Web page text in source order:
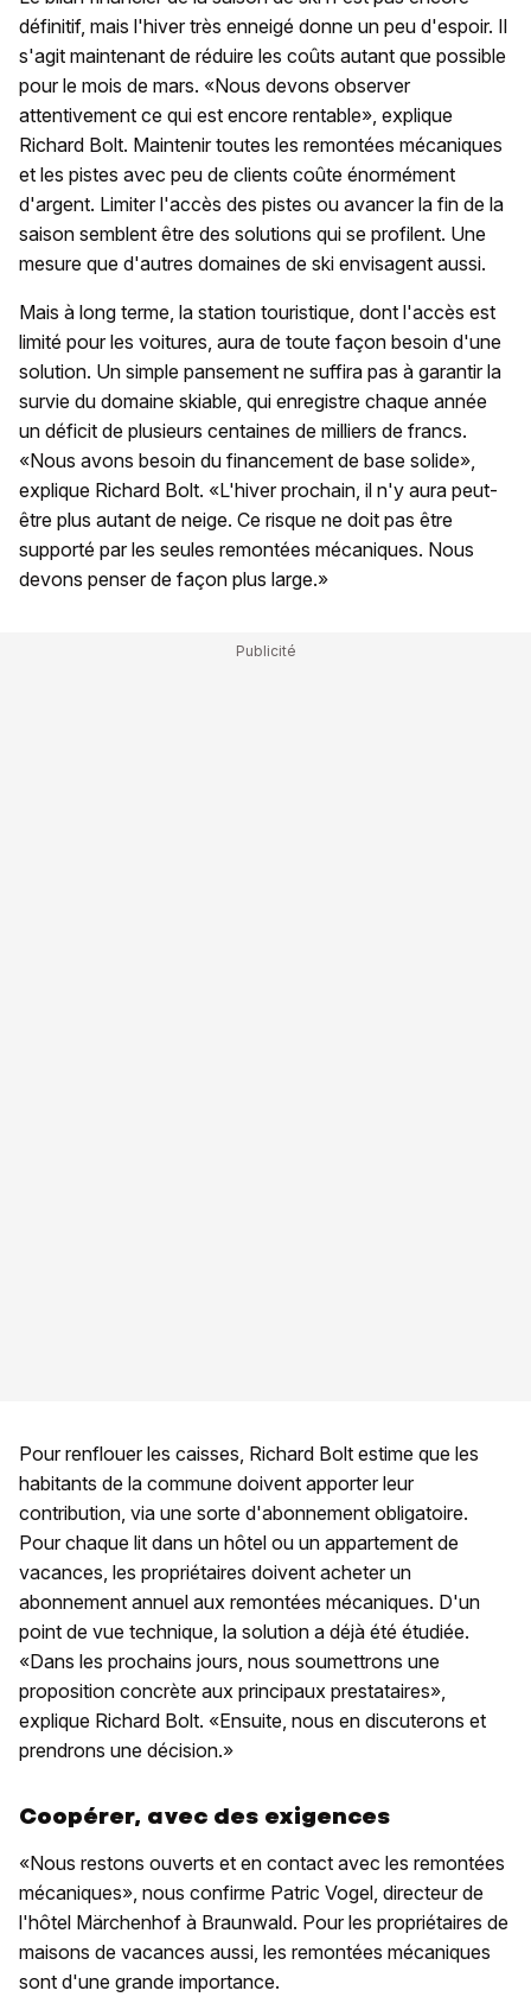
définitif, mais l'hiver très enneigé donne un peu d'espoir. Il
s'agit maintenant de réduire les coûts autant que possible
pour le mois de mars. «Nous devons observer
attentivement ce qui est encore rentable», explique
Richard Bolt. Maintenir toutes les remontées mécaniques
et les pistes avec peu de clients coûte énormément
d'argent. Limiter l'accès des pistes ou avancer la fin de la
saison semblent être des solutions qui se profilent. Une
mesure que d'autres domaines de ski envisagent aussi.
Mais à long terme, la station touristique, dont l'accès est
limité pour les voitures, aura de toute façon besoin d'une
solution. Un simple pansement ne suffira pas à garantir la
survie du domaine skiable, qui enregistre chaque année
un déficit de plusieurs centaines de milliers de francs.
«Nous avons besoin du financement de base solide»,
explique Richard Bolt. «L'hiver prochain, il n'y aura peut-
être plus autant de neige. Ce risque ne doit pas être
supporté par les seules remontées mécaniques. Nous
devons penser de façon plus large.»
Pour renflouer les caisses, Richard Bolt estime que les
habitants de la commune doivent apporter leur
contribution, via une sorte d'abonnement obligatoire.
Pour chaque lit dans un hôtel ou un appartement de
vacances, les propriétaires doivent acheter un
abonnement annuel aux remontées mécaniques. D'un
point de vue technique, la solution a déjà été étudiée.
«Dans les prochains jours, nous soumettrons une
proposition concrète aux principaux prestataires»,
explique Richard Bolt. «Ensuite, nous en discuterons et
prendrons une décision.»
Coopérer, avec des exigences
«Nous restons ouverts et en contact avec les remontées
mécaniques», nous confirme Patric Vogel, directeur de
l'hôtel Märchenhof à Braunwald. Pour les propriétaires de
maisons de vacances aussi, les remontées mécaniques
sont d'une grande importance.